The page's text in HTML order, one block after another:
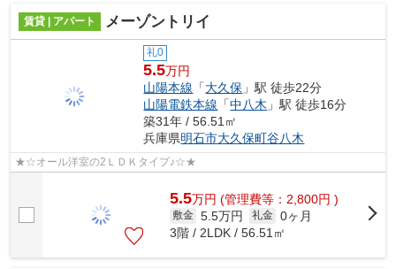
賃貸 | アパート メーゾントリイ
礼0
5.5万円
山陽本線 「大久保 」駅 徒歩22分
山陽電鉄本線 「中八木 」駅 徒歩16分
築31年 / 56.51㎡
兵庫県明石市大久保町谷八木
★☆オール洋室の2ＬＤＫタイプ♪☆★
5.5万円 (管理費等：2,800円 )
敷金 5.5万円 礼金 0ヶ月
3階 / 2LDK / 56.51㎡